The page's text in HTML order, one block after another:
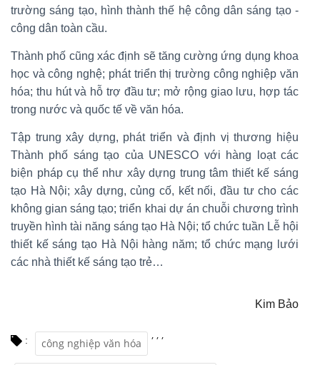
trường sáng tạo, hình thành thế hệ công dân sáng tạo -
công dân toàn cầu.
Thành phố cũng xác định sẽ tăng cường ứng dụng khoa
học và công nghệ; phát triển thị trường công nghiệp văn
hóa; thu hút và hỗ trợ đầu tư; mở rộng giao lưu, hợp tác
trong nước và quốc tế về văn hóa.
Tập trung xây dựng, phát triển và định vị thương hiệu
Thành phố sáng tạo của UNESCO với hàng loạt các
biện pháp cụ thể như xây dựng trung tâm thiết kế sáng
tạo Hà Nội; xây dựng, củng cố, kết nối, đầu tư cho các
không gian sáng tạo; triển khai dự án chuỗi chương trình
truyền hình tài năng sáng tạo Hà Nội; tổ chức tuần Lễ hội
thiết kế sáng tạo Hà Nội hàng năm; tổ chức mạng lưới
các nhà thiết kế sáng tạo trẻ…
Kim Bảo
: công nghiệp văn hóa
, , ,